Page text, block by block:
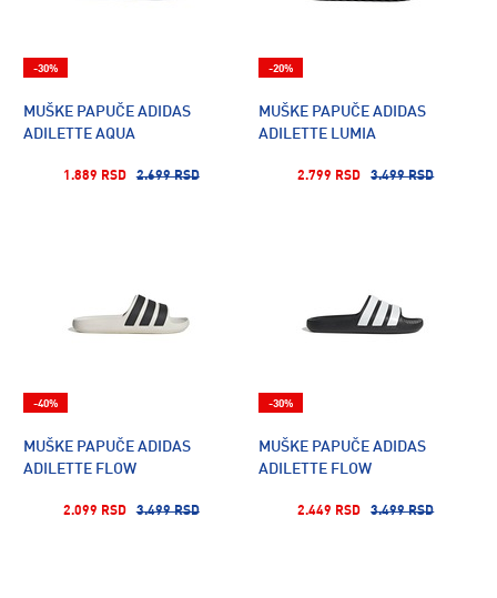
MUŠKE PAPUČE ADIDAS
ADILETTE AQUA
1.889 RSD 2.699 RSD
-30%
MUŠKE PAPUČE ADIDAS
ADILETTE LUMIA
2.799 RSD 3.499 RSD
-20%
MUŠKE PAPUČE ADIDAS
ADILETTE FLOW
2.099 RSD 3.499 RSD
-40%
MUŠKE PAPUČE ADIDAS
ADILETTE FLOW
2.449 RSD 3.499 RSD
-30%